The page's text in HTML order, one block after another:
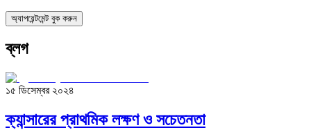
অ্যাপয়েন্টমেন্ট বুক করুন
ব্লগ
১৫ ডিসেম্বর ২০২৪
ক্যান্সারের প্রাথমিক লক্ষণ ও সচেতনতা